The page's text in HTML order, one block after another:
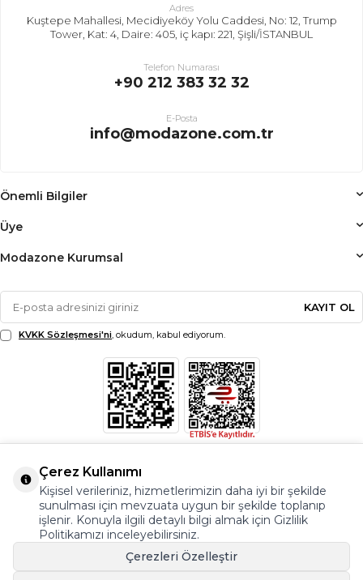
Adres
Kuştepe Mahallesi, Mecidiyeköy Yolu Caddesi, No: 12, Trump
Tower, Kat: 4, Daire: 405, iç kapı: 221, Şişli/İSTANBUL
Telefon Numarası
+90 212 383 32 32
E-Posta
info@modazone.com.tr
Önemli Bilgiler
Üye
Modazone Kurumsal
KAYIT OL
KVKK Sözleşmesi'ni, okudum, kabul ediyorum.
Çerez Kullanımı
Kişisel verileriniz, hizmetlerimizin daha iyi bir şekilde
sunulması için mevzuata uygun bir şekilde toplanıp
işlenir. Konuyla ilgili detaylı bilgi almak için Gizlilik
Politikamızı inceleyebilirsiniz.
Çerezleri Özelleştir